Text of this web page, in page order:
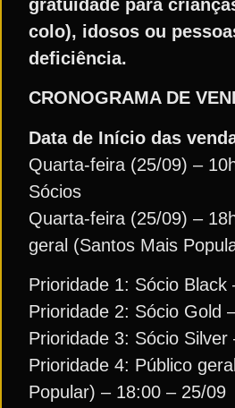
gratuidade para
colo), idosos ou
deficiência.
CRONOGRAMA DE
Data de Início das
Quarta-feira (25/09) –
Sócios
Quarta-feira (25/09) –
geral (Santos Mais
Prioridade 1: Sócio Black
Prioridade 2: Sócio Gold
Prioridade 3: Sócio
Prioridade 4: Público
Popular) – 18:00 – 25/09